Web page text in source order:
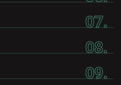
07.
08.
09.